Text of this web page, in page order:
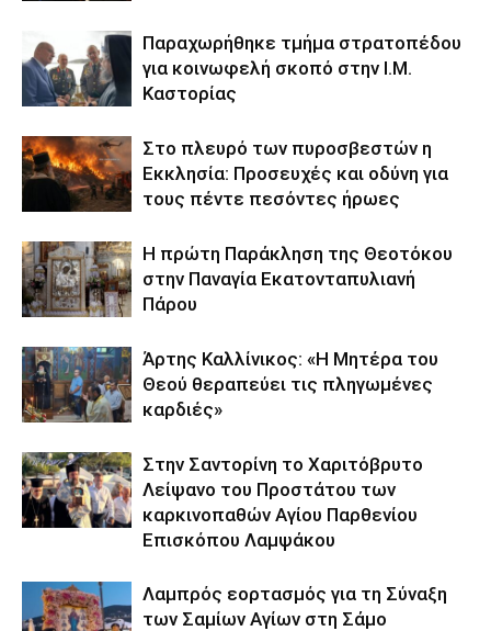
Παραχωρήθηκε τμήμα στρατοπέδου
για κοινωφελή σκοπό στην Ι.Μ.
Καστορίας
Στο πλευρό των πυροσβεστών η
Εκκλησία: Προσευχές και οδύνη για
τους πέντε πεσόντες ήρωες
Η πρώτη Παράκληση της Θεοτόκου
στην Παναγία Εκατονταπυλιανή
Πάρου
Άρτης Καλλίνικος: «Η Μητέρα του
Θεού θεραπεύει τις πληγωμένες
καρδιές»
Στην Σαντορίνη το Χαριτόβρυτο
Λείψανο του Προστάτου των
καρκινοπαθών Αγίου Παρθενίου
Επισκόπου Λαμψάκου
Λαμπρός εορτασμός για τη Σύναξη
των Σαμίων Αγίων στη Σάμο